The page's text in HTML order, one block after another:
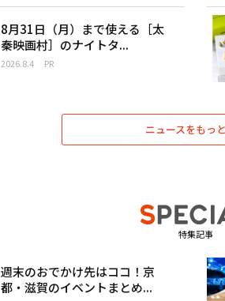
8月31日（月）まで使える［太
秦映画村］のナイトタ...
2026.8.4 PR
ニュースをもっ
特集記事
週末のおでかけ先はココ！京
都・滋賀のイベントまとめ...